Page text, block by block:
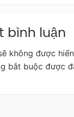
bình luận
không được
bắt buộc được